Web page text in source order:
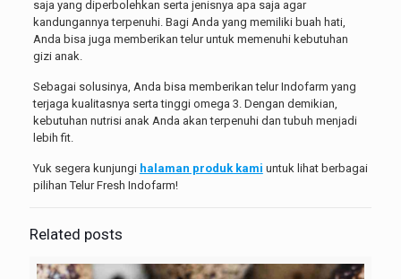
saja yang diperbolehkan serta jenisnya apa saja agar
kandungannya terpenuhi. Bagi Anda yang memiliki buah hati,
Anda bisa juga memberikan telur untuk memenuhi kebutuhan
gizi anak.
Sebagai solusinya, Anda bisa memberikan telur Indofarm yang
terjaga kualitasnya serta tinggi omega 3. Dengan demikian,
kebutuhan nutrisi anak Anda akan terpenuhi dan tubuh menjadi
lebih fit.
Yuk segera kunjungi halaman produk kami untuk lihat berbagai
pilihan Telur Fresh Indofarm!
Related posts